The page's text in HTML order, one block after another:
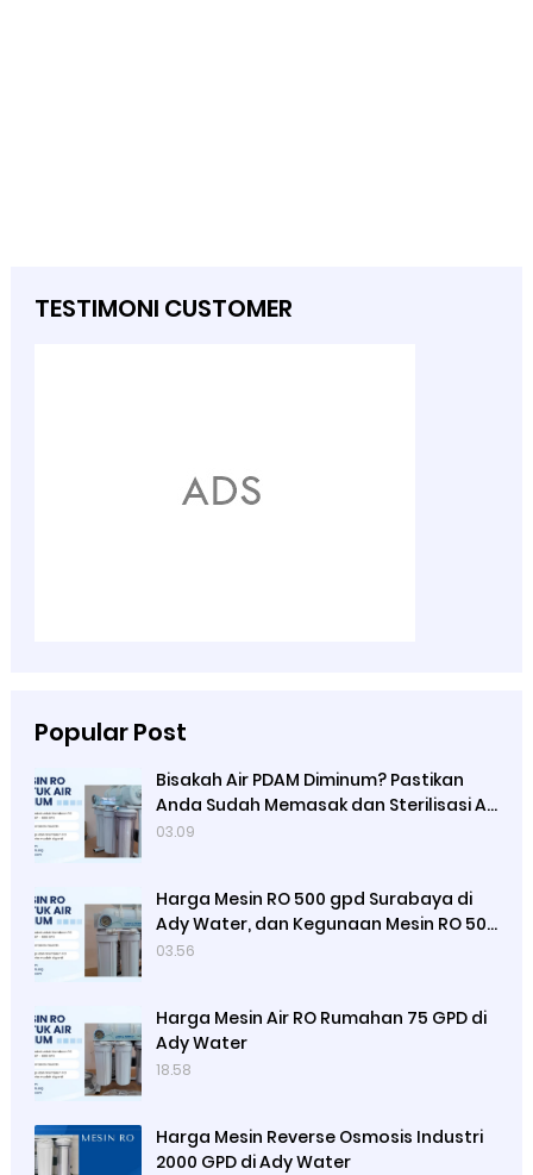
TESTIMONI CUSTOMER
Popular Post
Bisakah Air PDAM Diminum? Pastikan
Anda Sudah Memasak dan Sterilisasi Air
Terlebih Dulu, Fungsi Mesin Reserve
03.09
Harga Mesin RO 500 gpd Surabaya di
Ady Water, dan Kegunaan Mesin RO 500
Merek Luso
03.56
Harga Mesin Air RO Rumahan 75 GPD di
Ady Water
18.58
Harga Mesin Reverse Osmosis Industri
2000 GPD di Ady Water